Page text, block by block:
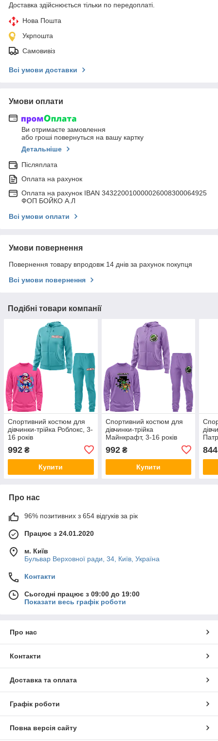
Доставка здійснюється тільки по передоплаті.
Нова Пошта
Укрпошта
Самовивіз
Всі умови доставки
Умови оплати
Ви отримаєте замовлення
або гроші повернуться на вашу картку
Детальніше
Післяплата
Оплата на рахунок
Оплата на рахунок IBAN 343220010000026008300064925
ФОП БОЙКО А.Л
Всі умови оплати
Умови повернення
Повернення товару впродовж 14 днів за рахунок покупця
Всі умови повернення
Подібні товари компанії
Спортивний костюм для
дівчинки-трійка Роблокс, 3-
16 років
992 ₴
Купити
Спортивний костюм для
дівчинки-трійка
Майнкрафт, 3-16 років
992₴
Купити
844
Про нас
96% позитивних з 654 відгуків за рік
Працює з 24.01.2020
м. Київ
Бульвар Верховної ради, 34, Київ, Україна
Контакти
Сьогодні працює з 09:00 до 19:00
Показати весь графік роботи
Про нас
Контакти
Доставка та оплата
Графік роботи
Повна версія сайту